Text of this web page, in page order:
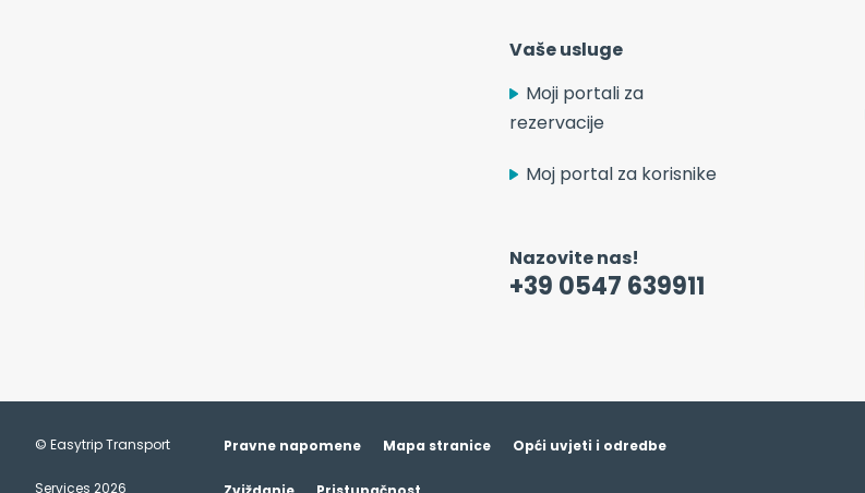
Vaše usluge
Moji portali za
rezervacije
Moj portal za korisnike
Nazovite nas!
+39 0547 639911
© Easytrip Transport
Services 2026
Pravne napomene Mapa stranice Opći uvjeti i odredbe
This site uses cookies and gives you control over what you want to activate